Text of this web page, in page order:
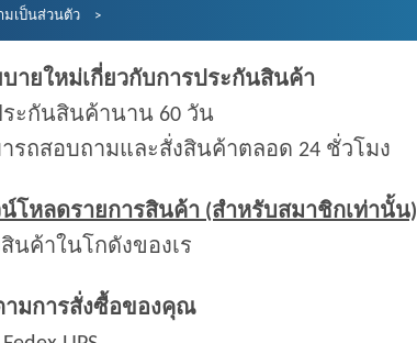
มเป็นส่วนตัว
ายใหม่เกี่ยวกับการประกันสินค้า
ะกันสินค้านาน 60 วัน
รถสอบถามและสั่งสินค้าตลอด 24 ชั่วโมง
โหลดรายการสินค้า (สำหรับสมาชิกเท่านั้น)
นค้าในโกดังของเร
ามการสั่งซื้อของคุณ